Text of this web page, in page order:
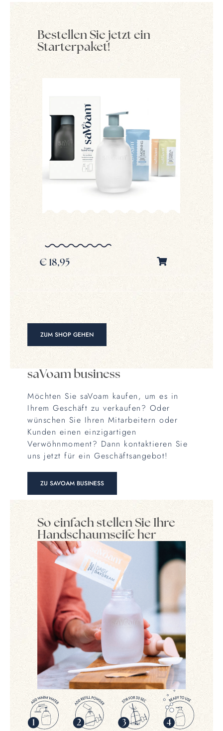
Bestellen Sie jetzt ein
Starterpaket!
€ 18,95
ZUM SHOP GEHEN
saVoam business
Möchten Sie saVoam kaufen, um es in
Ihrem Geschäft zu verkaufen? Oder
wünschen Sie Ihren Mitarbeitern oder
Kunden einen einzigartigen
Verwöhnmoment? Dann kontaktieren Sie
uns jetzt für ein Geschäftsangebot!
ZU SAVOAM BUSINESS
So einfach stellen Sie Ihre
Handschaumseife her